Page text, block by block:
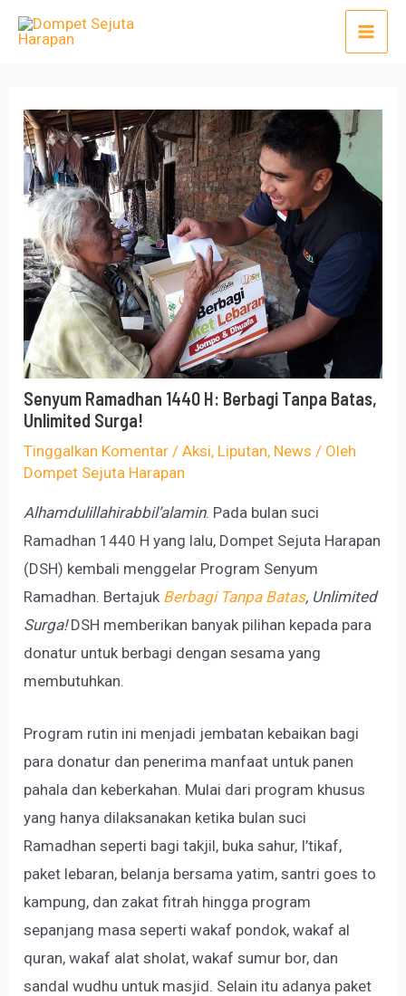
Lewati
Main
Senyum Ramadhan 1440 H: Berbagi Tanpa Batas,
Unlimited Surga!
Tinggalkan Komentar /Aksi, Liputan, News / Oleh
Dompet Sejuta Harapan
Alhamdulillahirabbil’alamin. Pada bulan suci
Ramadhan 1440 H yang lalu, Dompet Sejuta Harapan
(DSH) kembali menggelar Program Senyum
Ramadhan. Bertajuk Berbagi Tanpa Batas, Unlimited
Surga!DSH memberikan banyak pilihan kepada para
donatur untuk berbagi dengan sesama yang
membutuhkan.
Program rutin ini menjadi jembatan kebaikan bagi
para donatur dan penerima manfaat untuk panen
pahala dan keberkahan. Mulai dari program khusus
yang hanya dilaksanakan ketika bulan suci
Ramadhan seperti bagi takjil, buka sahur, I’tikaf,
paket lebaran, belanja bersama yatim, santri goes to
kampung, dan zakat fitrah hingga program
sepanjang masa seperti wakaf pondok, wakaf al
quran, wakaf alat sholat, wakaf sumur bor, dan
sandal wudhu untuk masjid. Selain itu adanya paket
Post
navigation